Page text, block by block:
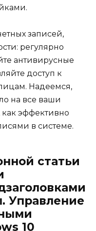
записей,
регулярно
антивирусные
доступ к
Надеемся,
на все ваши
эффективно
в системе.
статьи
Управление
10